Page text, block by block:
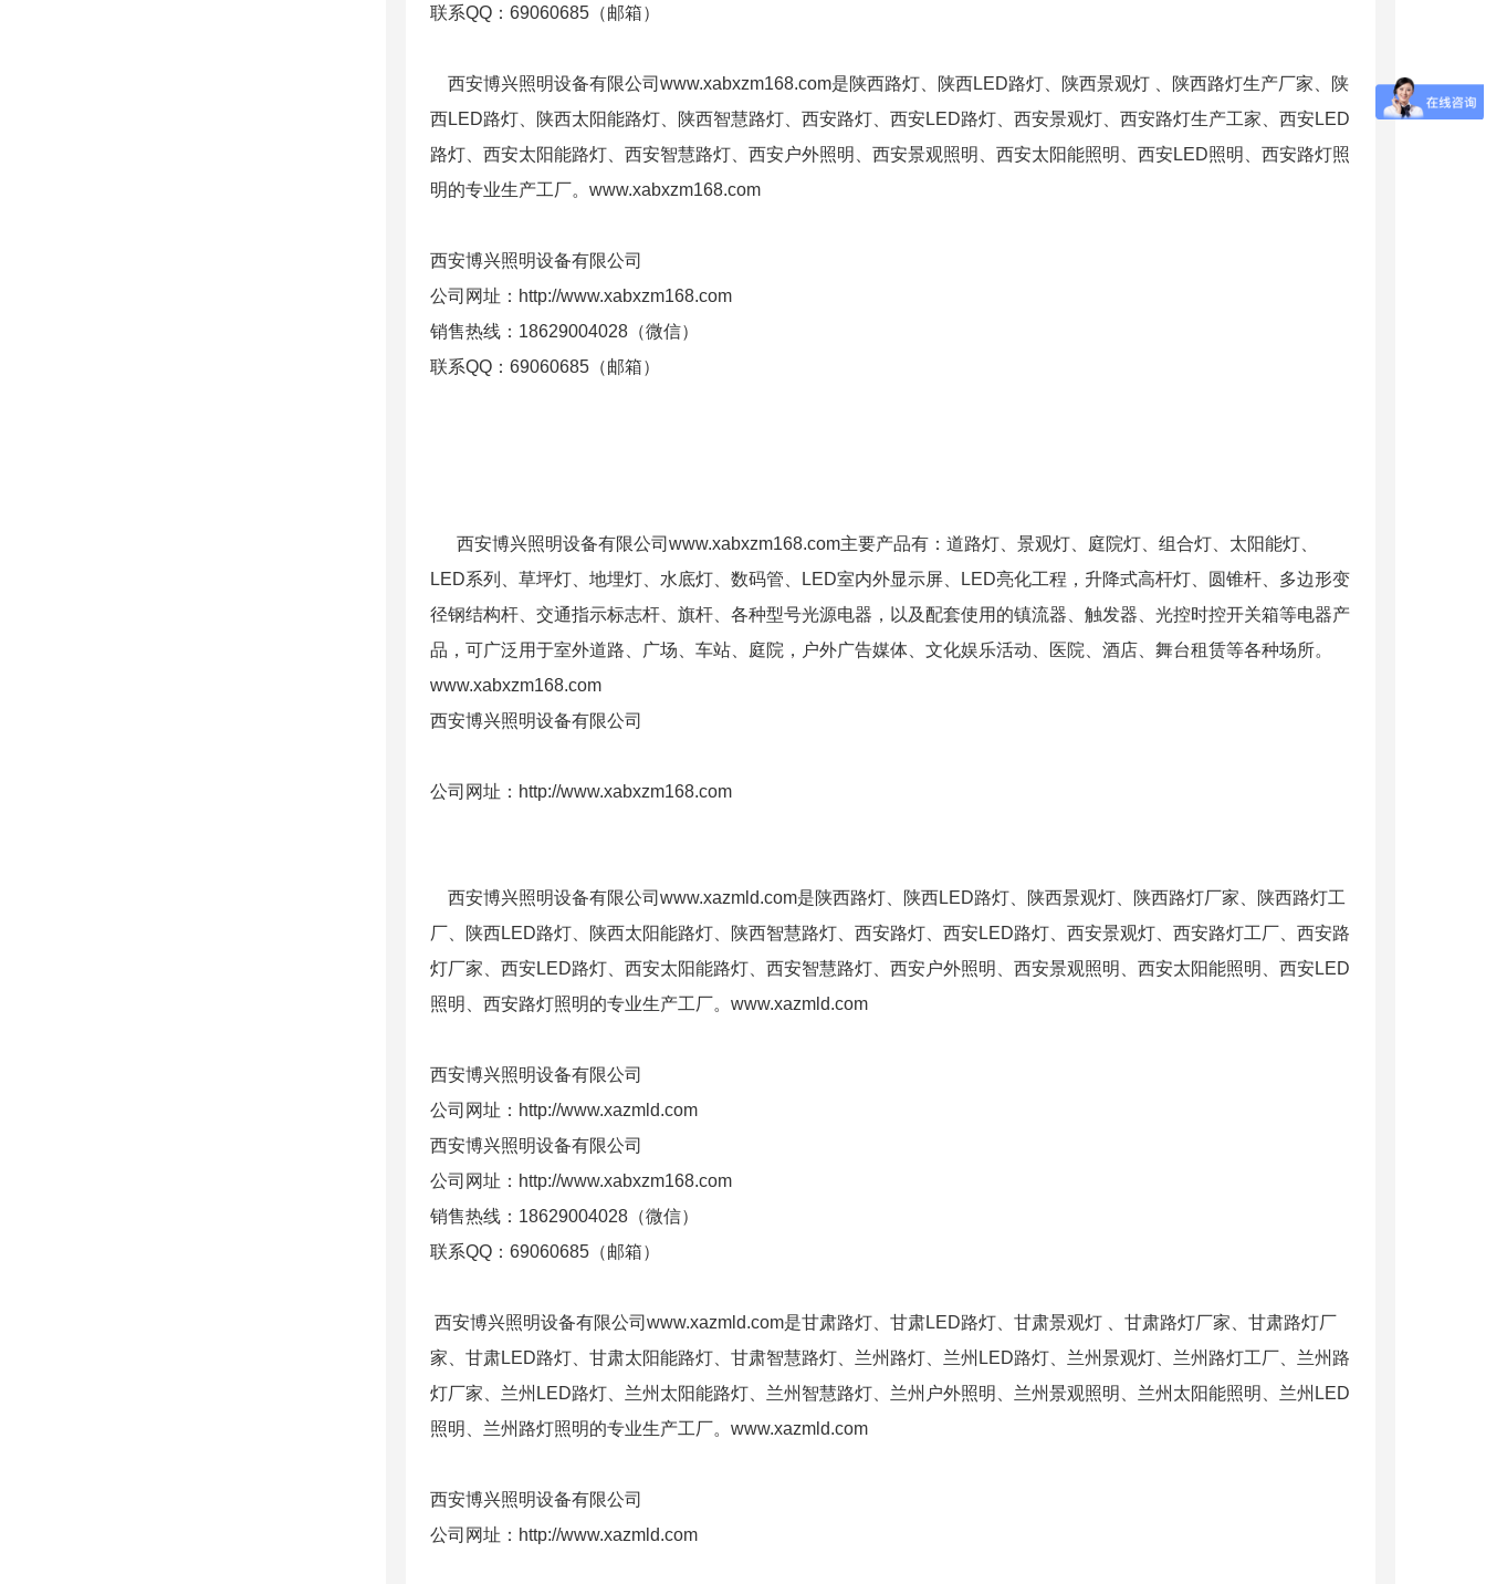
联系QQ：69060685（邮箱）
西安博兴照明设备有限公司www.xabxzm168.com是陕西路灯、陕西LED路灯、陕西景观灯 、陕西路灯生产厂家、陕
西LED路灯、陕西太阳能路灯、陕西智慧路灯、西安路灯、西安LED路灯、西安景观灯、西安路灯生产工家、西安LED
路灯、西安太阳能路灯、西安智慧路灯、西安户外照明、西安景观照明、西安太阳能照明、西安LED照明、西安路灯照
明的专业生产工厂。www.xabxzm168.com
西安博兴照明设备有限公司
公司网址：http://www.xabxzm168.com
销售热线：18629004028（微信）
联系QQ：69060685（邮箱）
西安博兴照明设备有限公司www.xabxzm168.com主要产品有：道路灯、景观灯、庭院灯、组合灯、太阳能灯、
LED系列、草坪灯、地埋灯、水底灯、数码管、LED室内外显示屏、LED亮化工程，升降式高杆灯、圆锥杆、多边形变
径钢结构杆、交通指示标志杆、旗杆、各种型号光源电器，以及配套使用的镇流器、触发器、光控时控开关箱等电器产
品，可广泛用于室外道路、广场、车站、庭院，户外广告媒体、文化娱乐活动、医院、酒店、舞台租赁等各种场所。
www.xabxzm168.com
西安博兴照明设备有限公司
公司网址：http://www.xabxzm168.com
西安博兴照明设备有限公司www.xazmld.com是陕西路灯、陕西LED路灯、陕西景观灯、陕西路灯厂家、陕西路灯工
厂、陕西LED路灯、陕西太阳能路灯、陕西智慧路灯、西安路灯、西安LED路灯、西安景观灯、西安路灯工厂、西安路
灯厂家、西安LED路灯、西安太阳能路灯、西安智慧路灯、西安户外照明、西安景观照明、西安太阳能照明、西安LED
照明、西安路灯照明的专业生产工厂。www.xazmld.com
西安博兴照明设备有限公司
公司网址：http://www.xazmld.com
西安博兴照明设备有限公司
公司网址：http://www.xabxzm168.com
销售热线：18629004028（微信）
联系QQ：69060685（邮箱）
西安博兴照明设备有限公司www.xazmld.com是甘肃路灯、甘肃LED路灯、甘肃景观灯 、甘肃路灯厂家、甘肃路灯厂
家、甘肃LED路灯、甘肃太阳能路灯、甘肃智慧路灯、兰州路灯、兰州LED路灯、兰州景观灯、兰州路灯工厂、兰州路
灯厂家、兰州LED路灯、兰州太阳能路灯、兰州智慧路灯、兰州户外照明、兰州景观照明、兰州太阳能照明、兰州LED
照明、兰州路灯照明的专业生产工厂。www.xazmld.com
西安博兴照明设备有限公司
公司网址：http://www.xazmld.com